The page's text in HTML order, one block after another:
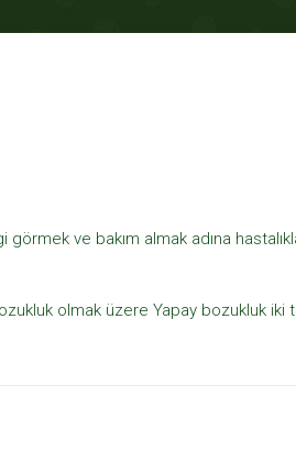
ve bakım almak adına
olmak üzere Yapay bozukluk iki